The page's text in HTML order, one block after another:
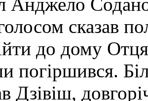
сказав
до дому
погіршився.
Дзівіш,